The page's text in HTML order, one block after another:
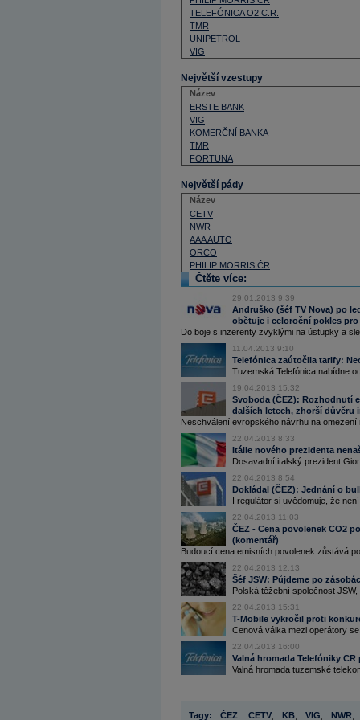
TELEFÓNICA O2 C.R.
TMR
UNIPETROL
VIG
Největší vzestupy
Název
ERSTE BANK
VIG
KOMERČNÍ BANKA
TMR
FORTUNA
Největší pády
Název
CETV
NWR
AAA AUTO
ORCO
PHILIP MORRIS ČR
Čtěte více:
29.01.2013 9:39
Andruško (šéf TV Nova) po
obětuje i celoroční pokles pro
Do boje s inzerenty zvyklými na ústupky a
11.04.2013 9:10
Telefónica zaútočila tarify:
Tuzemská Telefónica nabídne
19.04.2013 15:32
Svoboda (ČEZ): Rozhodnutí
dalších letech, zhorší důvěru
Neschválení evropského návrhu na
22.04.2013 8:33
Itálie nového prezidenta
Dosavadní italský prezident
22.04.2013 8:54
Dokládal (ČEZ): Jednání o
I regulátor si uvědomuje, že
22.04.2013 11:03
ČEZ - Cena povolenek CO2
(komentář)
Budoucí cena emisních povolenek zůstává
22.04.2013 12:13
Šéf JSW: Půjdeme po
Polská těžební společnost
22.04.2013 15:31
T-Mobile vykročil proti
Cenová válka mezi operátory
22.04.2013 16:00
Valná hromada Telefóniky
Valná hromada tuzemské
Tagy: ČEZ CETV KB VIG NWR